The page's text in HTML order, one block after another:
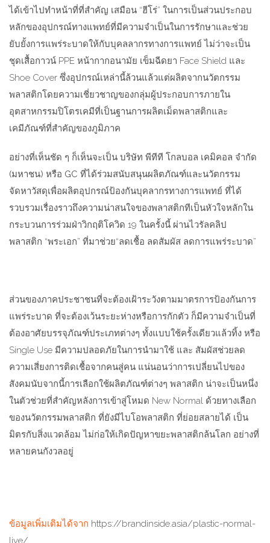
ได้เข้าไปทำหน้าที่ที่สำคัญ เสมือน “ฮีโร่” ในการเป็นส่วนประกอบ
หลักของอุปกรณ์ทางแพทย์ที่มีความจำเป็นในการรักษาและช่วย
ยับยั้งการแพร่ระบาดให้กับบุคลลากรทางการแพทย์ ไม่ว่าจะเป็น
ชุดเสื้อกาวน์ PPE หน้ากากอนามัย เข็มฉีดยา Face Shield และ
Shoe Cover ซึ่งอุปกรณ์เหล่านี้ล้วนแล้วแต่ผลิตจากนวัตกรรม
พลาสติกโดยความเชี่ยวชาญของกลุ่มผู้ประกอบการภายใน
อุตสาหกรรมปิโตรเคมีที่เป็นฐานการผลิตเม็ดพลาสติกและ
เคมีภัณฑ์ที่สำคัญของภูมิภาค
อย่างที่เห็นชัด ๆ ก็เห็นจะเป็น บริษัท พีทีที โกลบอล เคมิคอล จำกัด
(มหาชน) หรือ GC ที่ได้ร่วมสนับสนุนผลิตภัณฑ์และนวัตกรรม
จัดหาวัสดุเพื่อผลิตอุปกรณ์ป้องกันบุคลากรทางการแพทย์ ที่ได้
รวบรวมเรื่องราวถึงความน่าสนใจของพลาสติกทีเป็นหัวใจหลักใน
กระบวนการร่วมฝ่าวิกฤติโควิด 19 ในครั้งนี้ ผ่านไวรัลคลิป
พลาสติก “พระเอก” ที่มาช่วย“ลดเชื้อ ลดสัมผัส ลดการแพร่ระบาด”
ส่วนของภาคประชาชนที่จะต้องเฝ้าระวังตามมาตรการป้องกันการ
แพร่ระบาด ที่จะต้องเว้นระยะห่างหรือการกักตัว ก็มีความจำเป็นที่
ต้องอาศัยบรรจุภัณฑ์ประเภทต่างๆ ทั้งแบบใช้ครั้งเดียวแล้วทิ้ง หรือ
Single Use มีความปลอดภัยในการนำมาใช้ และ สัมผัสช่วยลด
ความเสี่ยงการติดเชื้อจากคนสู่คน แน่นอนว่าการเปลี่ยนไปของ
สังคมนับจากนี้การเลือกใช้ผลิตภัณฑ์ต่างๆ พลาสติก น่าจะเป็นหนึ่ง
ในตัวช่วยที่สำคัญหลังการเข้าสู่โหมด New Normal ด้วยทางเลือก
ของนวัตกรรมพลาสติก ที่ยังมีไบโอพลาสติก ที่ย่อยสลายได้ เป็น
มิตรกับสิ่งแวดล้อม ไม่ก่อให้เกิดปัญหาขยะพลาสติกล้นโลก อย่างที่
หลายคนกังวลอยู่
ข้อมูลเพิ่มเติมได้จาก https://brandinside.asia/plastic-normal-
live/